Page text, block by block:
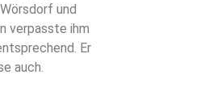
und
verpasste ihm
Er
auch.